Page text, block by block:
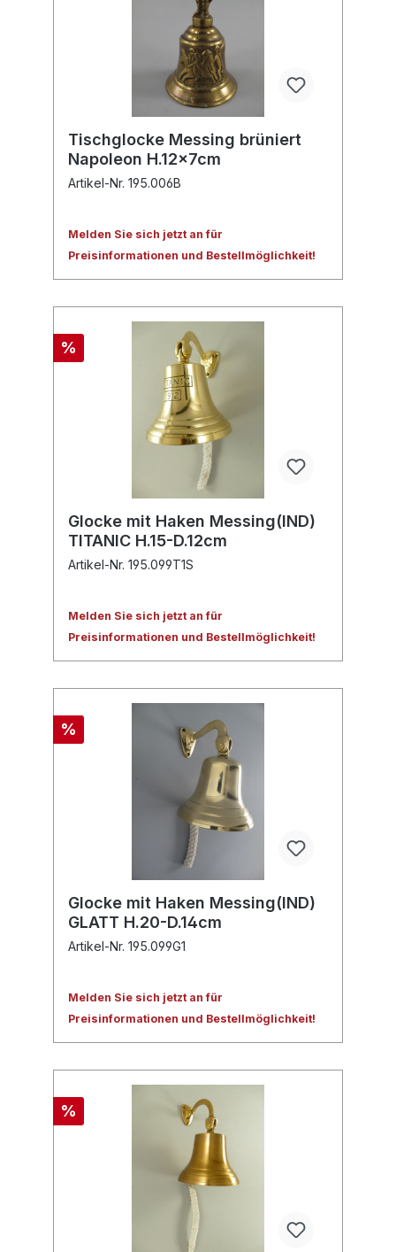
Tischglocke Messing brüniert
Napoleon H.12x7cm
Artikel-Nr. 195.006B
Melden Sie sich jetzt an für
Preisinformationen und Bestellmöglichkeit!
%
Glocke mit Haken Messing(IND)
TITANIC H.15-D.12cm
Artikel-Nr. 195.099T1S
Melden Sie sich jetzt an für
Preisinformationen und Bestellmöglichkeit!
%
Glocke mit Haken Messing(IND)
GLATT H.20-D.14cm
Artikel-Nr. 195.099G1
Melden Sie sich jetzt an für
Preisinformationen und Bestellmöglichkeit!
%